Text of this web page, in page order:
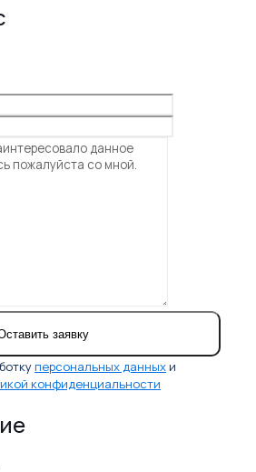
персональных данных и
конфиденциальности